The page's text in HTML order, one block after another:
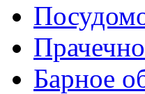
Барное